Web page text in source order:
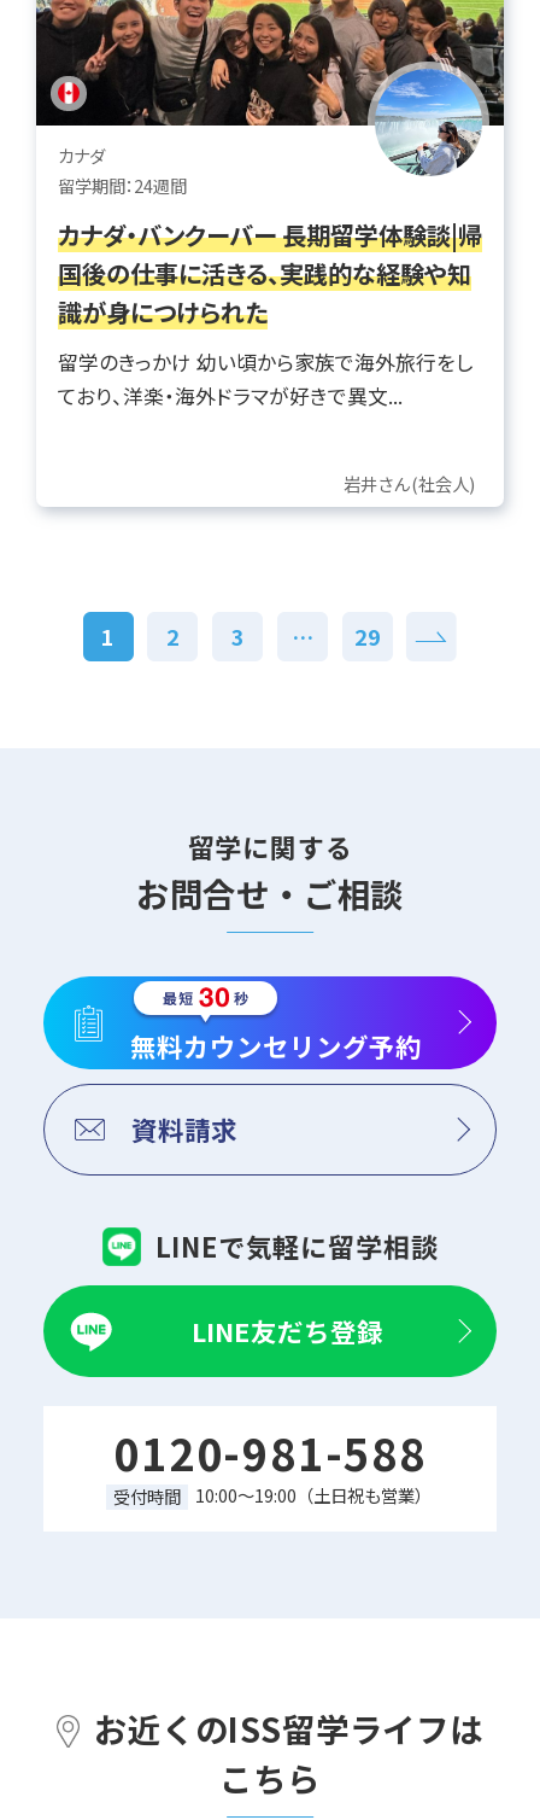
カナダ
留学期間：24週間
カナダ・バンクーバー 長期留学体験談|帰
国後の仕事に活きる、実践的な経験や知
識が身につけられた
留学のきっかけ 幼い頃から家族で海外旅行をし
ており、洋楽・海外ドラマが好きで異文...
岩井さん(社会人)
1 2 3 … 29
留学に関する
お問合せ・ご相談
無料カウンセリング予約
資料請求
LINEで気軽に留学相談
LINE友だち登録
0120-981-588
受付時間 10:00～19:00（土日祝も営業）
お近くのISS留学ライフは
こちら